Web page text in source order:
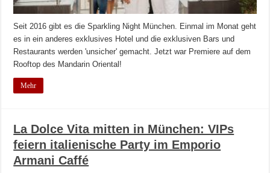
Seit 2016 gibt es die Sparkling Night München. Einmal im Monat geht
es in ein anderes exklusives Hotel und die exklusiven Bars und
Restaurants werden 'unsicher' gemacht. Jetzt war Premiere auf dem
Rooftop des Mandarin Oriental!
Mehr
La Dolce Vita mitten in München: VIPs
feiern italienische Party im Emporio
Armani Caffé